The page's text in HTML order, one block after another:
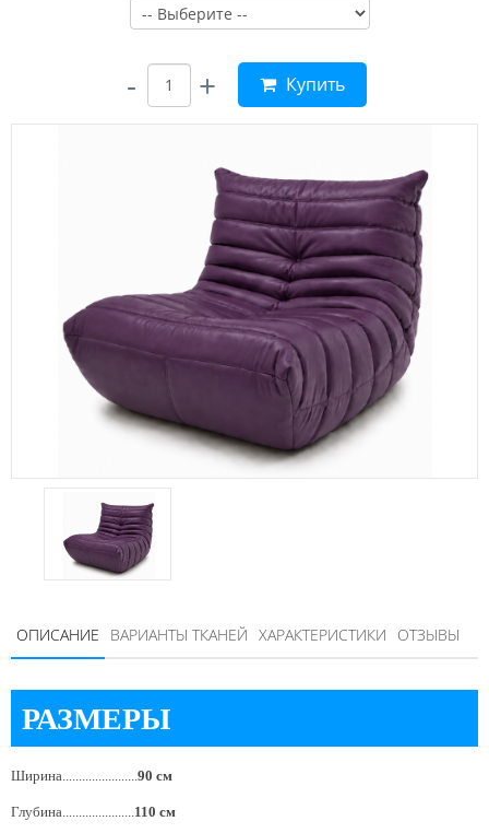
- + Купить
ОПИСАНИЕ ВАРИАНТЫ ТКАНЕЙ ХАРАКТЕРИСТИКИ ОТЗЫВЫ
РАЗМЕРЫ
Ширина....................... 90 см
Глубина...................... 110 см